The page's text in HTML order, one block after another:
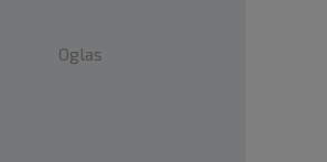
Oglas